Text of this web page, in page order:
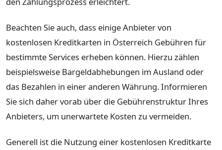
Beachten Sie auch, dass einige Anbieter von
kostenlosen Kreditkarten in Österreich Gebühren für
bestimmte Services erheben können. Hierzu zählen
beispielsweise Bargeldabhebungen im Ausland oder
das Bezahlen in einer anderen Währung. Informieren
Sie sich daher vorab über die Gebührenstruktur Ihres
Anbieters, um unerwartete Kosten zu vermeiden.
Generell ist die Nutzung einer kostenlosen Kreditkarte